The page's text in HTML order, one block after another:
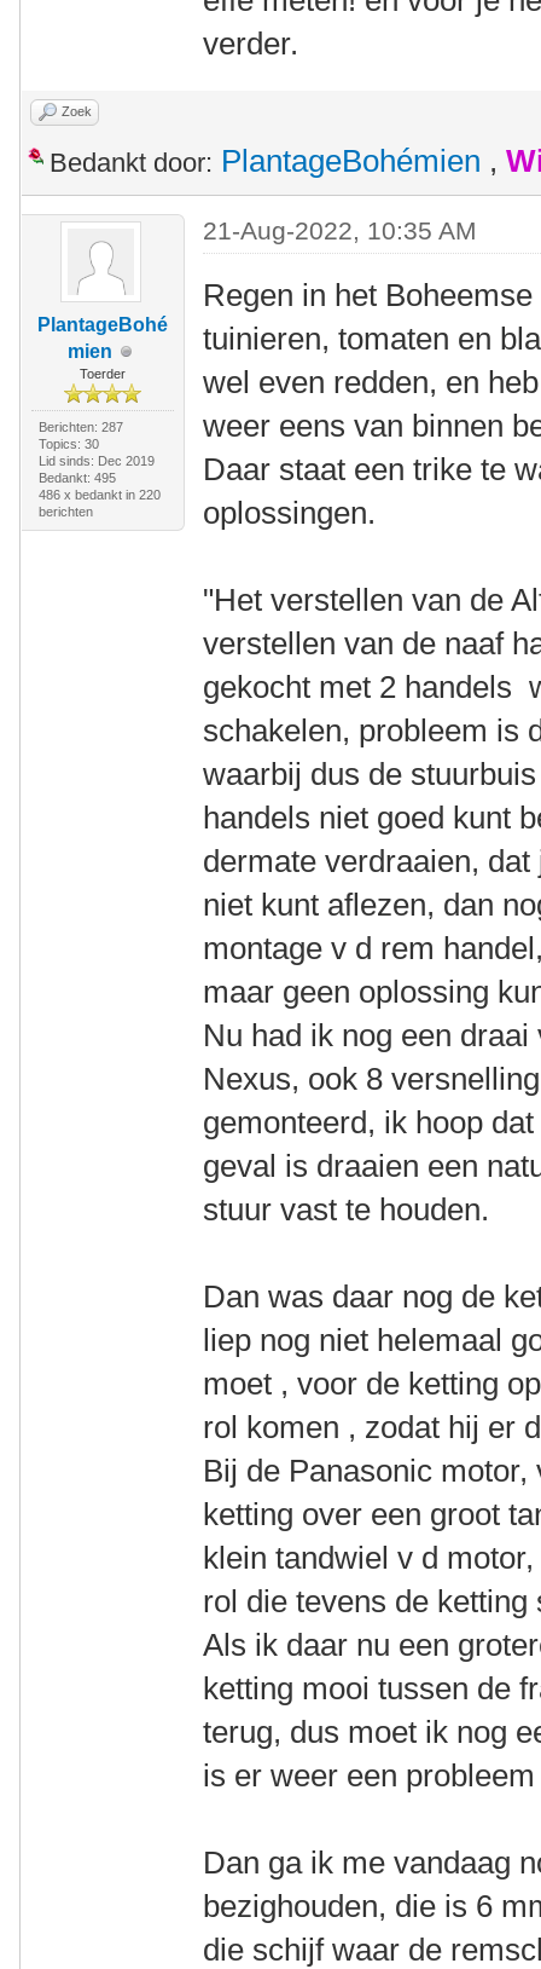
verder.
Zoek
Bedankt door: PlantageBohémien ,
PlantageBohé
mien
Toerder
Berichten: 287
Topics: 30
Lid sinds: Dec 2019
Bedankt: 495
486 x bedankt in 220
berichten
21-Aug-2022, 10:35 AM
Regen in het
tuinieren, tomaten en
wel even redden, en
weer eens van binnen
Daar staat een trike te
oplossingen.
"Het verstellen van de
verstellen van de naaf
gekocht met 2 handels
schakelen, probleem is
waarbij dus de
handels niet goed kunt
dermate verdraaien,
niet kunt aflezen, dan
montage v d rem
maar geen oplossing
Nu had ik nog een
Nexus, ook 8
gemonteerd, ik hoop
geval is draaien een
stuur vast te houden.
Dan was daar nog de
liep nog niet helemaal
moet , voor de ketting
rol komen , zodat hij er
Bij de Panasonic
ketting over een groot
klein tandwiel v d
rol die tevens de ketting
Als ik daar nu een
ketting mooi tussen de
terug, dus moet ik nog
is er weer een
Dan ga ik me vandaag
bezighouden, die is 6
die schijf waar de